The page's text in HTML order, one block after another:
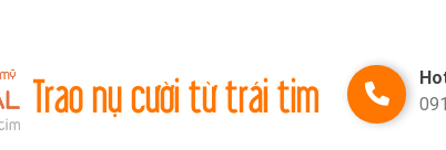
Trao nụ cười từ trái tim